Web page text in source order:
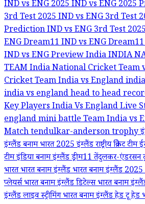
IND vs ENG 2025IND vs ENG 2025
3rd Test 2025IND vs ENG 3rd Test
PredictionIND vs ENG 3rd Test
ENG Dream11IND vs ENG
IND vs ENG PreviewIndiaINDIA
TEAMIndia National Cricket Team
Cricket TeamIndia vs England
india vs england head to head
Key PlayersIndia Vs England Live
england mini battleTeam India vs
Matchtendulkar-anderson trophy
इंग्लैंड बनाम भारत 2025इंग्लैंड राष्ट्रीय क्रिकेट टीम
टीम इंडिया बनाम इंग्लैंडड्रीम11तेंदुलकर-एंडरसन
भारतभारत बनाम इंग्लैंडभारत बनाम इंग्लैंड 2025
प्लेयर्सभारत बनाम इंग्लैंड डिटेल्सभारत बनाम
इंग्लैंड लाइव स्ट्रीमिंगभारत बनाम इंग्लैंड हेड टू हेड